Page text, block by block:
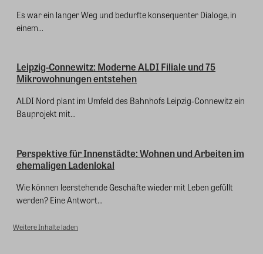
Es war ein langer Weg und bedurfte konsequenter Dialoge, in
einem...
Leipzig-Connewitz: Moderne ALDI Filiale und 75
Mikrowohnungen entstehen
ALDI Nord plant im Umfeld des Bahnhofs Leipzig‑Connewitz ein
Bauprojekt mit...
Perspektive für Innenstädte: Wohnen und Arbeiten im
ehemaligen Ladenlokal
Wie können leerstehende Geschäfte wieder mit Leben gefüllt
werden? Eine Antwort...
Weitere Inhalte laden